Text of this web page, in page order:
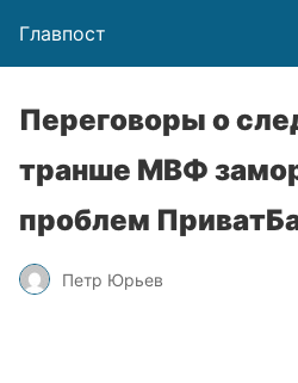
Главпост
Переговоры о
транше МВФ
проблем
Петр Юрьев